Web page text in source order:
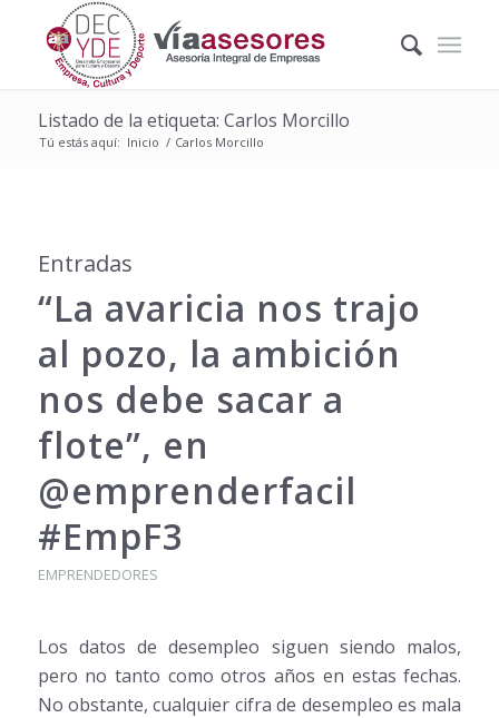
Listado de la etiqueta: Carlos Morcillo
Tú estás aquí: Inicio / Carlos Morcillo
Entradas
“La avaricia nos trajo
al pozo, la ambición
nos debe sacar a
flote”, en
@emprenderfacil
#EmpF3
EMPRENDEDORES
Los datos de desempleo siguen siendo malos,
pero no tanto como otros años en estas fechas.
No obstante, cualquier cifra de desempleo es mala